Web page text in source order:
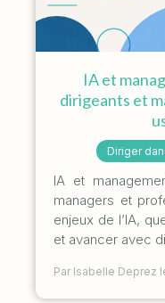
IA et
dirigeants et
Diriger
IA et
managers et
enjeux de l’IA,
et avancer avec
Par Isabelle Deprez